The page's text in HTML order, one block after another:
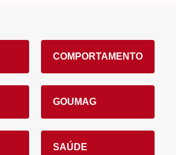
COMPORTAMENTO
GOUMAG
SAÚDE